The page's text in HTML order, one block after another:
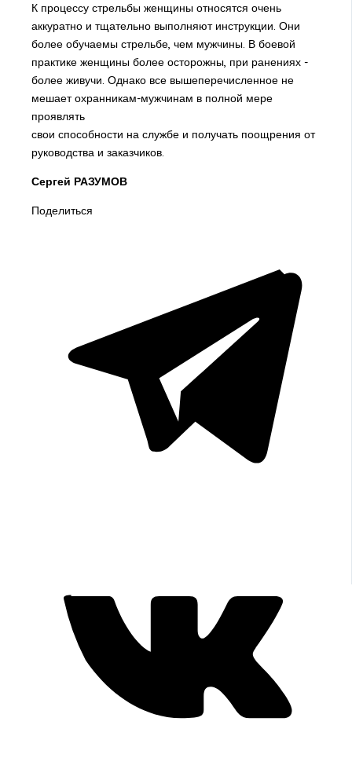
К процессу стрельбы женщины относятся очень
аккуратно и тщательно выполняют инструкции. Они
более обучаемы стрельбе, чем мужчины. В боевой
практике женщины более осторожны, при ранениях -
более живучи. Однако все вышеперечисленное не
мешает охранникам-мужчинам в полной мере
проявлять
свои способности на службе и получать поощрения от
руководства и заказчиков.
Сергей РАЗУМОВ
Поделиться